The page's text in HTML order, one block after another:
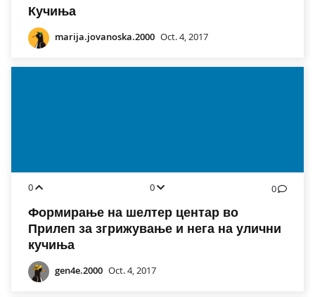
Кучиња
marija.jovanoska.2000 Oct. 4, 2017
0 0 0
Формирање на шелтер центар во
Прилеп за згрижување и нега на улични
кучиња
gen4e.2000 Oct. 4, 2017